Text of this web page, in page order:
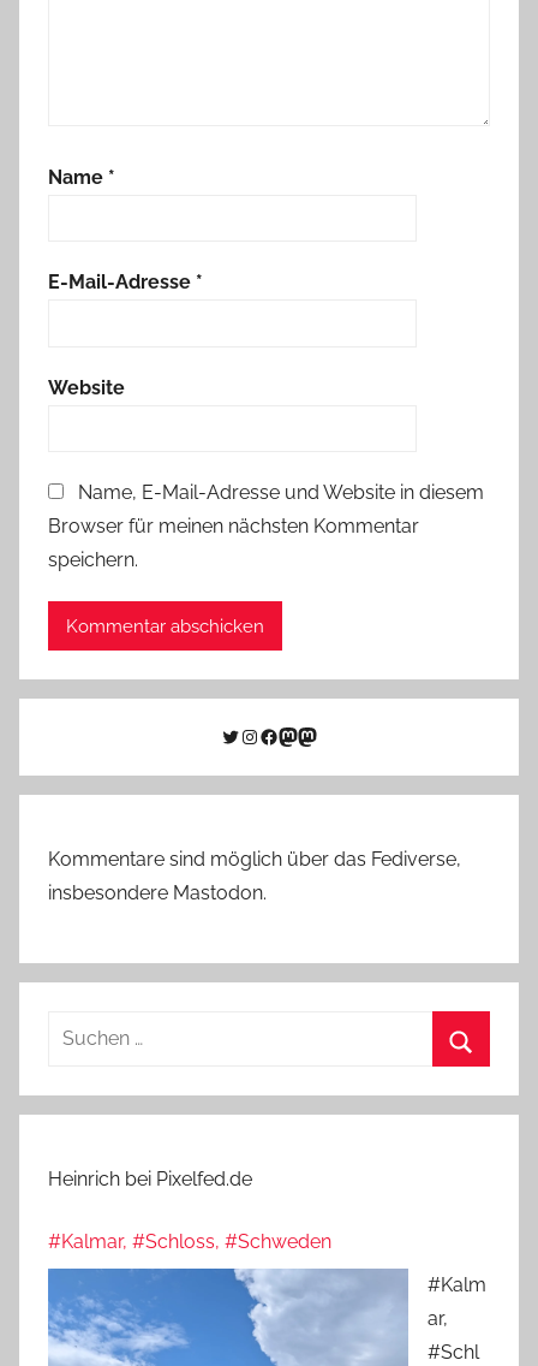
Name *
E-Mail-Adresse *
Website
Name, E-Mail-Adresse und Website in diesem
Browser für meinen nächsten Kommentar
speichern.
Twitter
Instagram
Facebook
Link zu Mastodon
Mastodon
Kommentare sind möglich über das Fediverse,
insbesondere Mastodon.
Suchen
Heinrich bei Pixelfed.de
#Kalmar, #Schloss, #Schweden
#Kalm
ar,
#Schl